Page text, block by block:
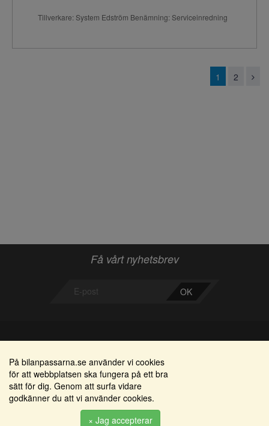
Tillverkare: System Edström Benämning: Serviceinredning
1 2
Få vårt nyhetsbrev
OK
Bilanpassarna
Smedjegatan 22
352 46 Växjö
info@bilanpassarna.se
Områden
Alkomätare / alkolås
Elprodukter
Serviceinredningar
På bilanpassarna.se använder vi cookies
för att webbplatsen ska fungera på ett bra
sätt för dig. Genom att surfa vidare
godkänner du att vi använder cookies.
× Jag accepterar